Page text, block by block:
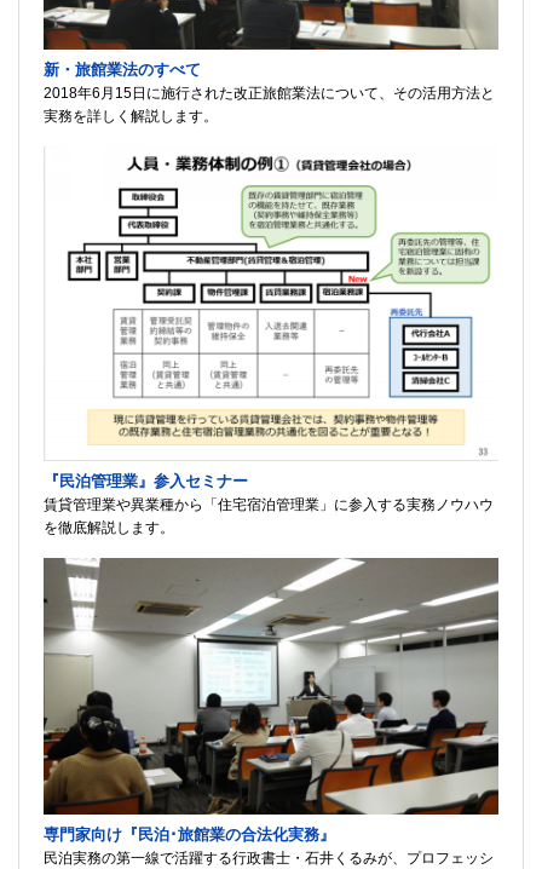
新・旅館業法のすべて
2018年6月15日に施行された改正旅館業法について、その活用方法と
実務を詳しく解説します。
『民泊管理業』参入セミナー
賃貸管理業や異業種から「住宅宿泊管理業」に参入する実務ノウハウ
を徹底解説します。
専門家向け『民泊･旅館業の合法化実務』
民泊実務の第一線で活躍する行政書士・石井くるみが、プロフェッシ